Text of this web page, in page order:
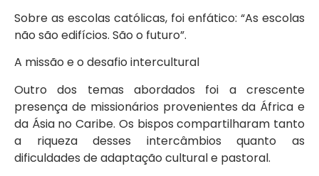
Sobre as escolas católicas, foi enfático: “As escolas
não são edifícios. São o futuro”.
A missão e o desafio intercultural
Outro dos temas abordados foi a crescente
presença de missionários provenientes da África e
da Ásia no Caribe. Os bispos compartilharam tanto
a riqueza desses intercâmbios quanto as
dificuldades de adaptação cultural e pastoral.